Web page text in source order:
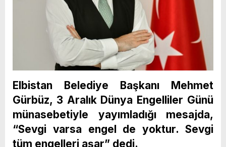
Elbistan Belediye Başkanı Mehmet
Gürbüz, 3 Aralık Dünya Engelliler Günü
münasebetiyle yayımladığı mesajda,
“Sevgi varsa engel de yoktur. Sevgi
tüm engelleri aşar” dedi.